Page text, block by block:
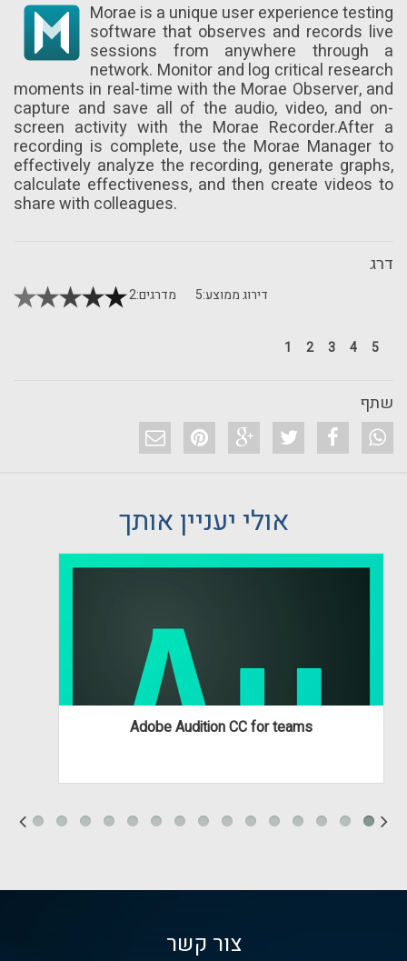
Morae is a unique user experience testing
software that observes and records live
sessions from anywhere through a
network. Monitor and log critical research
moments in real-time with the Morae Observer, and
capture and save all of the audio, video, and on-
screen activity with the Morae Recorder.After a
recording is complete, use the Morae Manager to
effectively analyze the recording, generate graphs,
calculate effectiveness, and then create videos to
share with colleagues.
דרג
דירוג ממוצע:5 מדרגים:2
5
4
3
2
1
שתף
אולי יעניין אותך
Adobe Audition CC for teams
צור קשר